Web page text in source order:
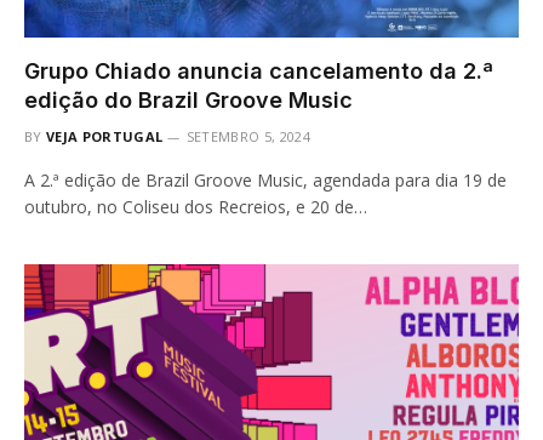
Grupo Chiado anuncia cancelamento da 2.ª
edição do Brazil Groove Music
BY VEJA PORTUGAL SETEMBRO 5, 2024
A 2.ª edição de Brazil Groove Music, agendada para dia 19 de
outubro, no Coliseu dos Recreios, e 20 de…